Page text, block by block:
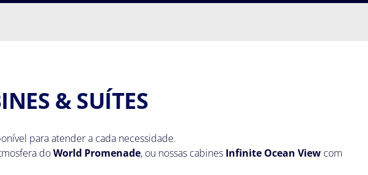
& SUÍTES
para atender a cada necessidade.
doWorld Promenade, ou nossas cabines Infinite Ocean View com